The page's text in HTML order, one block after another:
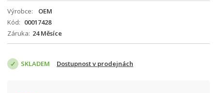
Výrobce
OEM
Kód
00017428
Záruka 24 Měsíce
SKLADEM Dostupnost v prodejnách